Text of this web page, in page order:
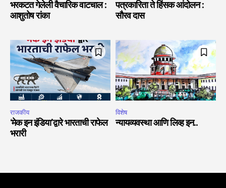
भरकटत गेलेली वैचारिक वाटचाल :
आशुतोष रांका
पत्रकारिता ते हिंसक आंदोलन :
सौरव दास
राजकीय
‘मेक इन इंडिया’द्वारे भारताची राफेल
भरारी
विशेष
न्यायव्यवस्था आणि लिव्ह इन..